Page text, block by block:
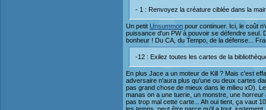
- 1 : Renvoyez la créature ciblée dans la
Un petit Unsummon pour continuer. Ici, le coût
puissance d'un PW à pouvoir se défendre seul.
bonheur ! Du CA, du Tempo, de la défense...
-12 : Exilez toutes les cartes de la
En plus Jace a un moteur de Kill ? Mais c'est
adversaire n'aura plus qu'une ou deux cartes
pas grand chose de mieux dans le milieu xD).
manas on a une tuerie, un monstre, une
pas trop mal cette carte... Ah oui tient, ça vaut